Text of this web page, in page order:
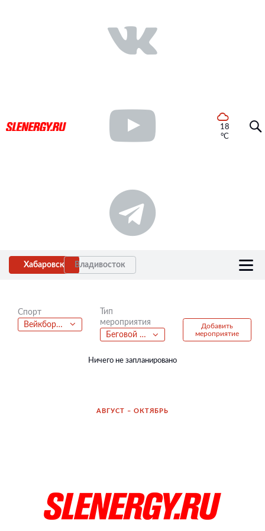
18
°C
Хабаровск Владивосток
Спорт
Вейкбординг
Тип
мероприятия
Беговой полумарафон
Добавить
мероприятие
Ничего не запланировано
АВГУСТ – ОКТЯБРЬ